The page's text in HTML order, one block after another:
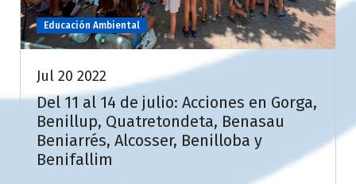
Educación Ambiental
Jul 20 2022
Del 11 al 14 de julio: Acciones en Gorga,
Benillup, Quatretondeta, Benasau
Beniarrés, Alcosser, Benilloba y
Benifallim